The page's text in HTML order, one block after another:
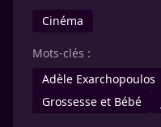
Cinéma
Mots-clés :
Adèle Exarchopoulos
Grossesse et Bébé